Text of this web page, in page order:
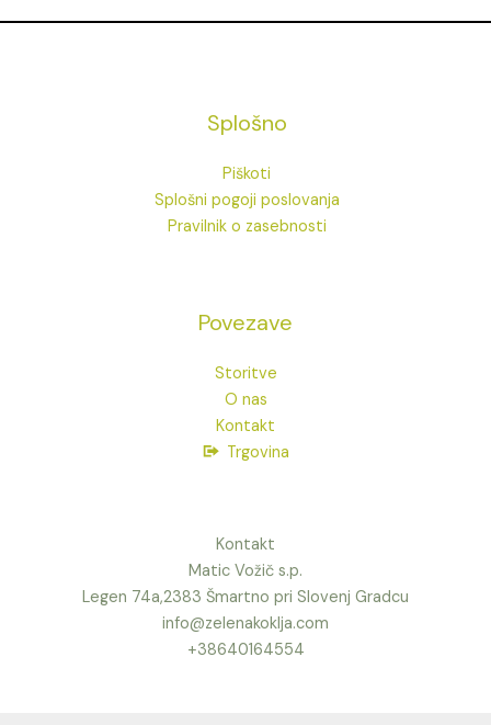
Splošno
Piškoti
Splošni pogoji poslovanja
Pravilnik o zasebnosti
Povezave
Storitve
O nas
Kontakt
Trgovina
Kontakt
Matic Vožič s.p.
Legen 74a,2383 Šmartno pri Slovenj Gradcu
info@zelenakoklja.com
+38640164554